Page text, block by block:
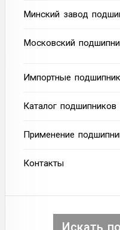
Минский завод
Московский
Импортные
Каталог подшипников
Применение
Контакты
Искать